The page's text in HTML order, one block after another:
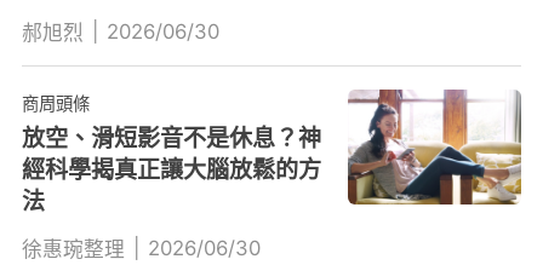
郝旭烈 2026/06/30
商周頭條
放空、滑短影音不是休息？神
經科學揭真正讓大腦放鬆的方
法
徐惠琬整理 2026/06/30